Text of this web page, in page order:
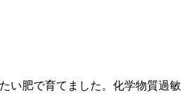
い肥で育てました。化学物質過敏